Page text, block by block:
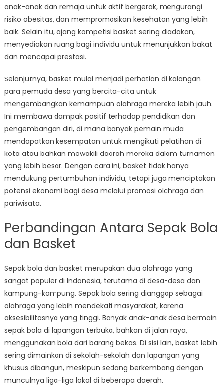
anak-anak dan remaja untuk aktif bergerak, mengurangi
risiko obesitas, dan mempromosikan kesehatan yang lebih
baik. Selain itu, ajang kompetisi basket sering diadakan,
menyediakan ruang bagi individu untuk menunjukkan bakat
dan mencapai prestasi.
Selanjutnya, basket mulai menjadi perhatian di kalangan
para pemuda desa yang bercita-cita untuk
mengembangkan kemampuan olahraga mereka lebih jauh.
Ini membawa dampak positif terhadap pendidikan dan
pengembangan diri, di mana banyak pemain muda
mendapatkan kesempatan untuk mengikuti pelatihan di
kota atau bahkan mewakili daerah mereka dalam turnamen
yang lebih besar. Dengan cara ini, basket tidak hanya
mendukung pertumbuhan individu, tetapi juga menciptakan
potensi ekonomi bagi desa melalui promosi olahraga dan
pariwisata.
Perbandingan Antara Sepak Bola
dan Basket
Sepak bola dan basket merupakan dua olahraga yang
sangat populer di Indonesia, terutama di desa-desa dan
kampung-kampung. Sepak bola sering dianggap sebagai
olahraga yang lebih mendekati masyarakat, karena
aksesibilitasnya yang tinggi. Banyak anak-anak desa bermain
sepak bola di lapangan terbuka, bahkan di jalan raya,
menggunakan bola dari barang bekas. Di sisi lain, basket lebih
sering dimainkan di sekolah-sekolah dan lapangan yang
khusus dibangun, meskipun sedang berkembang dengan
munculnya liga-liga lokal di beberapa daerah.